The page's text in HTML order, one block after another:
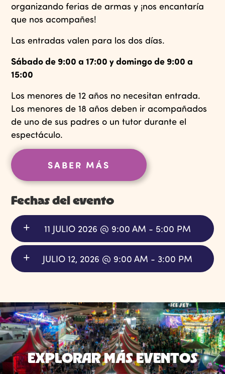
organizando ferias de armas y ¡nos encantaría
que nos acompañes!
Las entradas valen para los dos días.
Sábado de 9:00 a 17:00 y domingo de 9:00 a
15:00
Los menores de 12 años no necesitan entrada.
Los menores de 18 años deben ir acompañados
de uno de sus padres o un tutor durante el
espectáculo.
SABER MÁS
Fechas del evento
11 JULIO 2026 @ 9:00 AM - 5:00 PM
JULIO 12, 2026 @ 9:00 AM - 3:00 PM
EXPLORAR MÁS EVENTOS